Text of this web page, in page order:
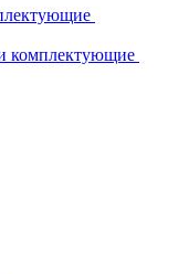
комплектующие